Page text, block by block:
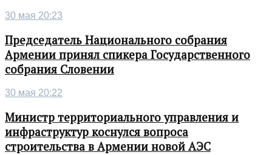
30 мая 20:23
Председатель Национального собрания
Армении принял спикера Государственного
собрания Словении
30 мая 20:22
Министр территориального управления и
инфраструктур коснулся вопроса
строительства в Армении новой АЭС